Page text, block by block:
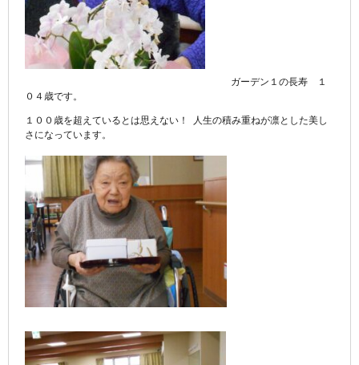
ガーデン１の長寿 １
０４歳です。
１００歳を超えているとは思えない！ 人生の積み重ねが凛とした美し
さになっています。